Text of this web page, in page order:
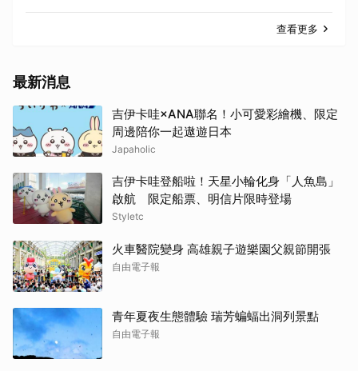
查看更多
最新消息
吉伊卡哇×ANA聯名！小可愛彩繪機、限定
周邊陪你一起遨遊日本
Japaholic
吉伊卡哇登船啦！天星小輪化身「人魚島」
啟航 限定船票、明信片限時登場
Styletc
火車醫院變身 高雄親子遊樂園父親節開張
自由電子報
青年夏夜生態體驗 瑞芳蝙蝠出洞列景點
自由電子報